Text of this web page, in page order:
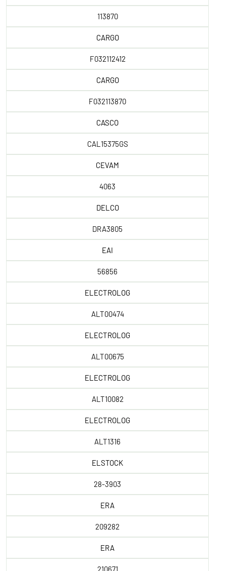
113870
CARGO
F032112412
CARGO
F032113870
CASCO
CAL15375GS
CEVAM
4063
DELCO
DRA3805
EAI
56856
ELECTROLOG
ALT00474
ELECTROLOG
ALT00675
ELECTROLOG
ALT10082
ELECTROLOG
ALT1316
ELSTOCK
28-3903
ERA
209282
ERA
210671